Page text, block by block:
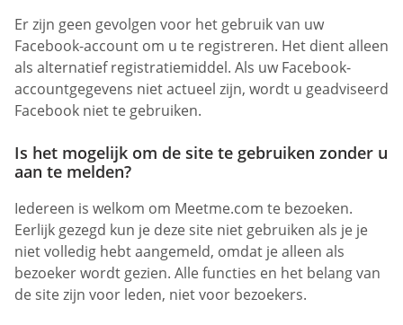
Er zijn geen gevolgen voor het gebruik van uw
Facebook-account om u te registreren. Het dient alleen
als alternatief registratiemiddel. Als uw Facebook-
accountgegevens niet actueel zijn, wordt u geadviseerd
Facebook niet te gebruiken.
Is het mogelijk om de site te gebruiken zonder u
aan te melden?
Iedereen is welkom om Meetme.com te bezoeken.
Eerlijk gezegd kun je deze site niet gebruiken als je je
niet volledig hebt aangemeld, omdat je alleen als
bezoeker wordt gezien. Alle functies en het belang van
de site zijn voor leden, niet voor bezoekers.